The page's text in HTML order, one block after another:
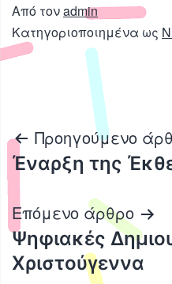
Από τονadmin
Κατηγοριοποιημένα ως
Πλοήγηση
άρθρων
Προηγούμενο
Έναρξη της
Επόμενο άρθρο
Ψηφιακές
Χριστούγεννα